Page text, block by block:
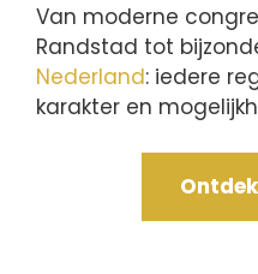
Van moderne
Randstad tot
Nederland: iedere
karakter en